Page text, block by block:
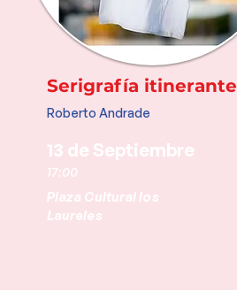
Serigrafía itinerante
Roberto Andrade
13 de Septiembre
17:00
Plaza Cultural los
Laureles